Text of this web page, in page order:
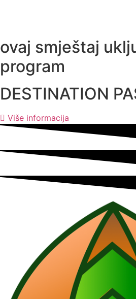
ovaj smještaj
program
DESTINATION
Više informacija